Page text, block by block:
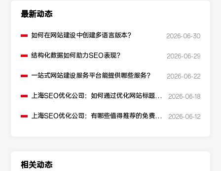
最新动态
如何在网站建设中创建多语言版本？ 2026-06-30
结构化数据如何助力SEO表现？ 2026-06-29
一站式网站建设服务平台能提供哪些服务？ 2026-06-22
上海SEO优化公司：如何通过优化网站标题提
2026-06-18
上海SEO优化公司：有哪些值得推荐的免费
2026-06-12
相关动态